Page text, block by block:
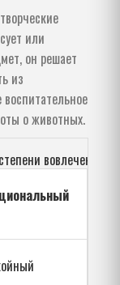
или
он решает
из
о животных.